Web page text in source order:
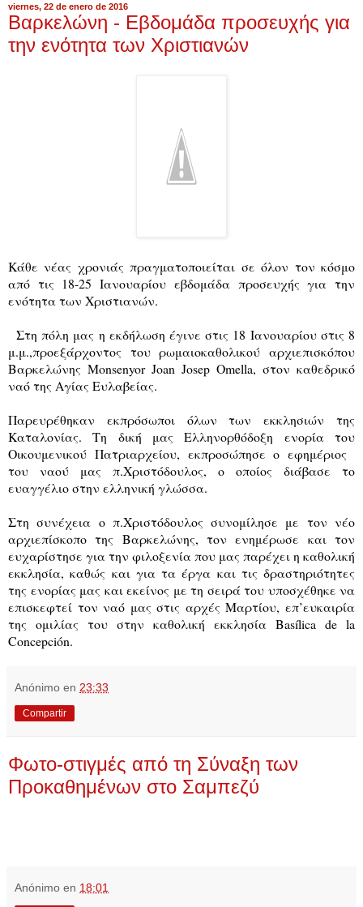
viernes, 22 de enero de 2016
Βαρκελώνη - Εβδομάδα προσευχής για
την ενότητα των Χριστιανών
Κάθε νέας χρονιάς πραγματοποιείται σε όλον τον κόσμο
από τις 18-25 Ιανουαρίου εβδομάδα προσευχής για την
ενότητα των Χριστιανών.
Στη πόλη μας η εκδήλωση έγινε στις 18 Ιανουαρίου στις 8
μ.μ.,προεξάρχοντος του ρωμαιοκαθολικού αρχιεπισκόπου
Βαρκελώνης Monsenyor Joan Josep Omella, στον καθεδρικό
ναό της Αγίας Ευλαβείας.
Παρευρέθηκαν εκπρόσωποι όλων των εκκλησιών της
Καταλονίας. Τη δική μας Ελληνορθόδοξη ενορία του
Οικουμενικού Πατριαρχείου, εκπροσώπησε ο εφημέριος
του ναού μας π.Χριστόδουλος, ο οποίος διάβασε το
ευαγγέλιο στην ελληνική γλώσσα.
Στη συνέχεια ο π.Χριστόδουλος συνομίλησε με τον νέο
αρχιεπίσκοπο της Βαρκελώνης, τον ενημέρωσε και τον
ευχαρίστησε για την φιλοξενία που μας παρέχει η καθολική
εκκλησία, καθώς και για τα έργα και τις δραστηριότητες
της ενορίας μας και εκείνος με τη σειρά του υποσχέθηκε να
επισκεφτεί τον ναό μας στις αρχές Μαρτίου, επ’ευκαιρία
της ομιλίας του στην καθολική εκκλησία Βasílica de la
Concepción.
Anónimo en 23:33
Compartir
Φωτο-στιγμές από τη Σύναξη των
Προκαθημένων στο Σαμπεζύ
Anónimo en 18:01